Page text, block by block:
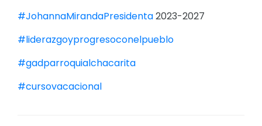
#JohannaMirandaPresidenta2023-2027
#liderazgoyprogresoconelpueblo
#gadparroquialchacarita
#cursovacacional